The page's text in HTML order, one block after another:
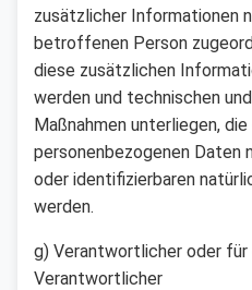
zusätzlicher Informationen
betroffenen Person
diese zusätzlichen
werden und technischen
Maßnahmen unterliegen,
personenbezogenen Daten
oder identifizierbaren
werden.
g) Verantwortlicher oder für
Verantwortlicher